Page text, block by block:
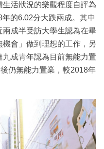
活狀況的樂觀程度自評為
的6.02分大跌兩成。其中
成半受訪大學生認為在畢
會」做到理想的工作，另
成青年認為目前無能力置
仍無能力置業，較2018年